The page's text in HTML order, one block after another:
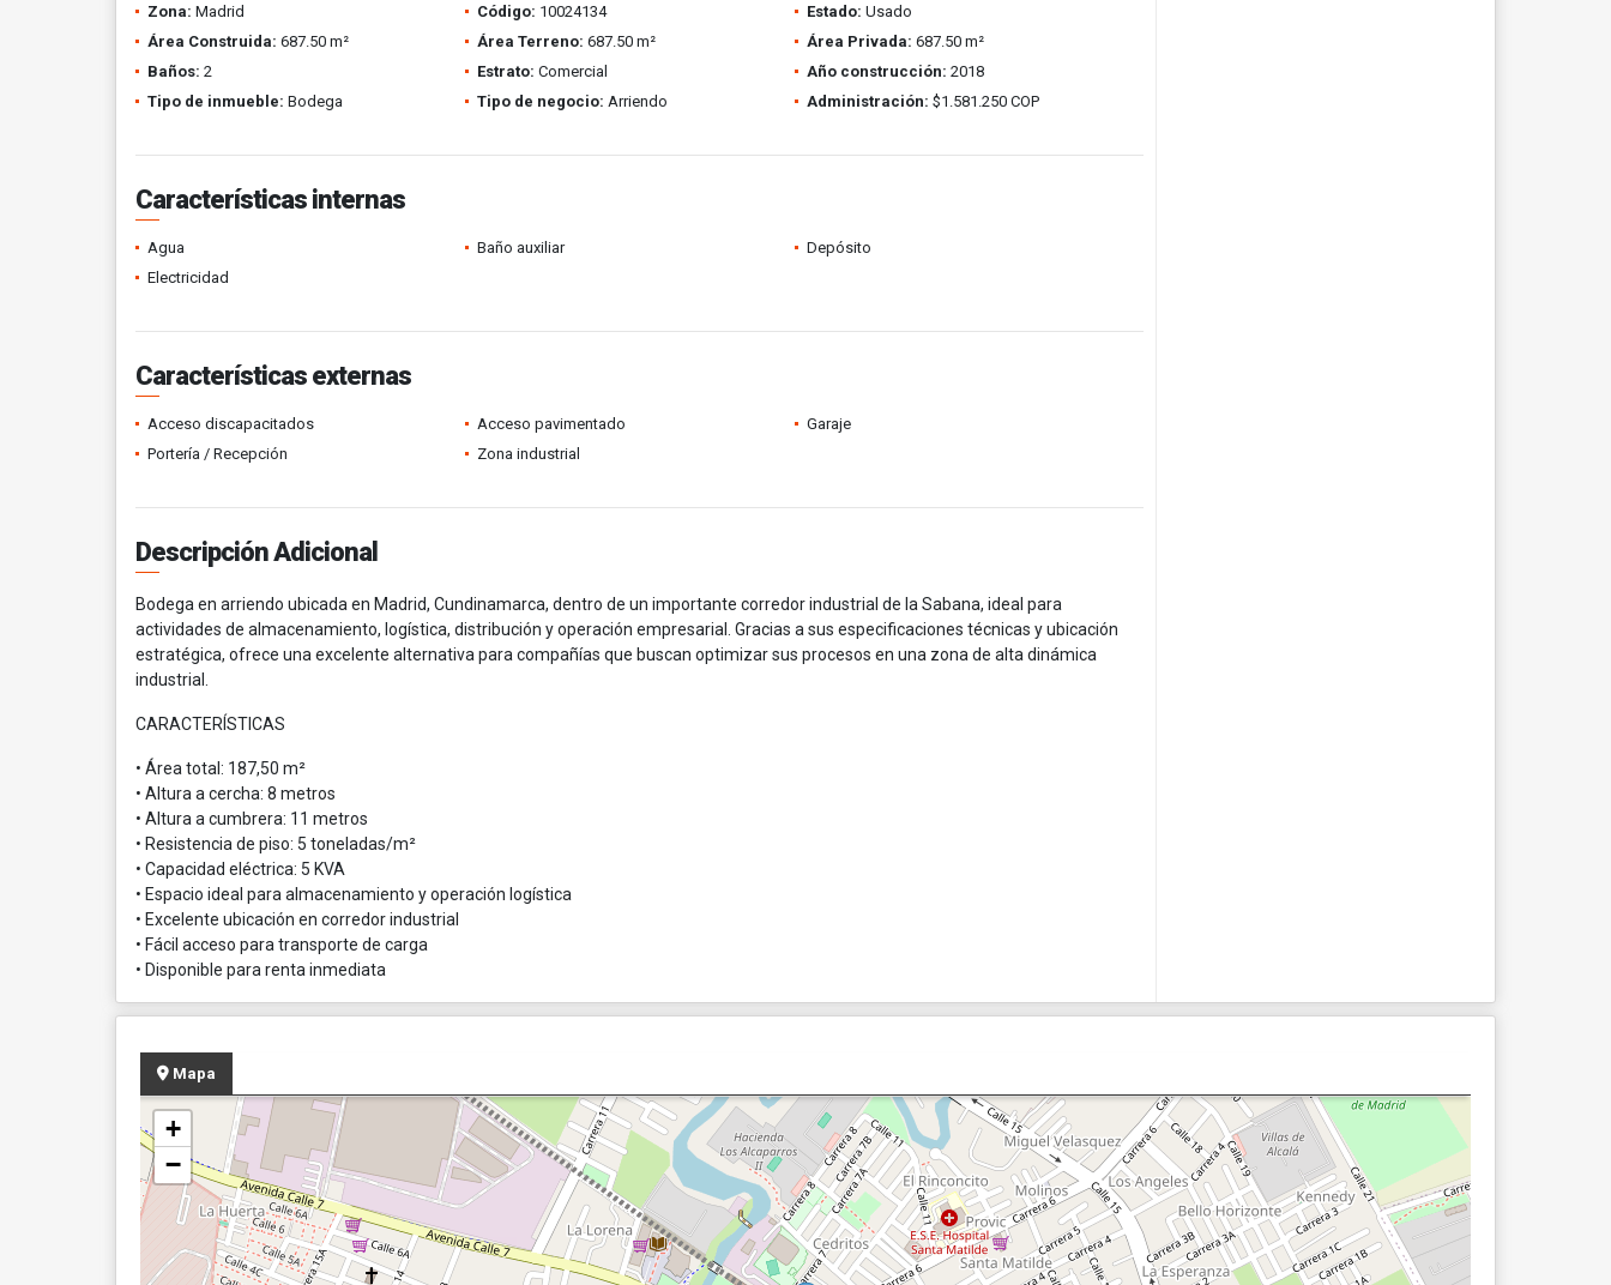
Zona: Madrid Código: 10024134 Estado: Usado
Área Construida: 687.50 m² Área Terreno: 687.50 m² Área Privada: 687.50 m²
Baños: 2 Estrato: Comercial Año construcción: 2018
Tipo de inmueble: Bodega Tipo de negocio: Arriendo Administración: $1.581.250 COP
Características internas
Agua Baño auxiliar
Depósito
Electricidad
Características externas
Acceso discapacitados Acceso pavimentado
Garaje
Portería / Recepción
Zona industrial
Descripción Adicional
Bodega en arriendo ubicada en Madrid, Cundinamarca, dentro de un importante corredor industrial de la Sabana, ideal para
actividades de almacenamiento, logística, distribución y operación empresarial. Gracias a sus especificaciones técnicas y ubicación
estratégica, ofrece una excelente alternativa para compañías que buscan optimizar sus procesos en una zona de alta dinámica
industrial.
CARACTERÍSTICAS
• Área total: 187,50 m²
• Altura a cercha: 8 metros
• Altura a cumbrera: 11 metros
• Resistencia de piso: 5 toneladas/m²
• Capacidad eléctrica: 5 KVA
• Espacio ideal para almacenamiento y operación logística
• Excelente ubicación en corredor industrial
• Fácil acceso para transporte de carga
• Disponible para renta inmediata
Mapa
+
−